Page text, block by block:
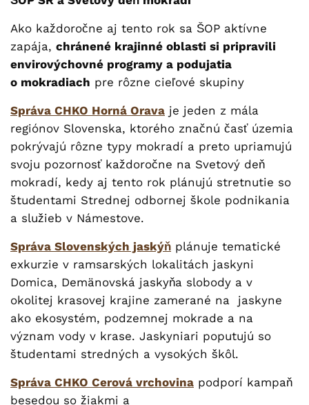
Ako každoročne aj tento rok sa ŠOP aktívne
zapája, chránené krajinné oblasti si pripravili
envirovýchovné programy a podujatia
o mokradiach pre rôzne cieľové skupiny
Správa CHKO Horná Orava je jeden z mála
regiónov Slovenska, ktorého značnú časť územia
pokrývajú rôzne typy mokradí a preto upriamujú
svoju pozornosť každoročne na Svetový deň
mokradí, kedy aj tento rok plánujú stretnutie so
študentami Strednej odbornej škole podnikania
a služieb v Námestove.
Správa Slovenských jaskýň plánuje tematické
exkurzie v ramsarských lokalitách jaskyni
Domica, Demänovská jaskyňa slobody a v
okolitej krasovej krajine zamerané na jaskyne
ako ekosystém, podzemnej mokrade a na
význam vody v krase. Jaskyniari poputujú so
študentami stredných a vysokých škôl.
Správa CHKO Cerová vrchovina podporí kampaň
besedou so žiakmi a